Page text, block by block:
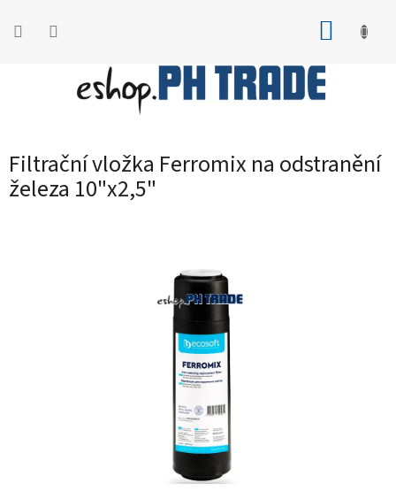
obsah
Filtrační vložka Ferromix na odstranění
železa 10"x2,5"